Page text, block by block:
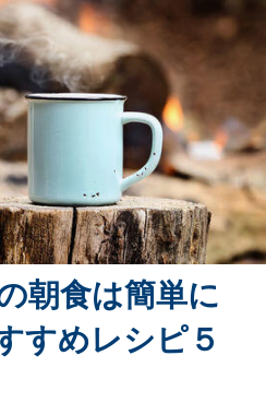
朝食は簡単に
すめレシピ５